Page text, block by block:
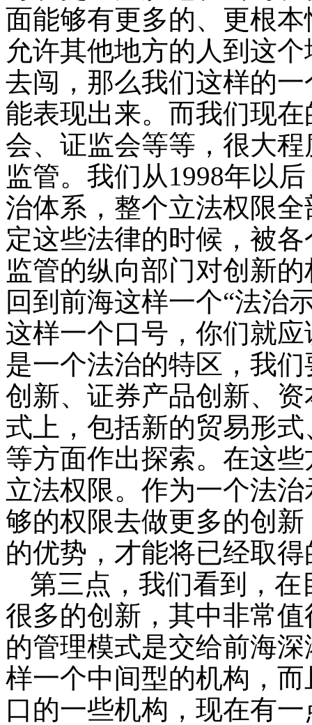
面能够有更多的、更根
允许其他地方的人到这
去闯，那么我们这样的
能表现出来。而我们现
会、证监会等等，很大
监管。我们从1998年以
治体系，整个立法权限
定这些法律的时候，被
监管的纵向部门对创新
回到前海这样一个“法治
这样一个口号，你们就
是一个法治的特区，我
创新、证券产品创新、
式上，包括新的贸易形
等方面作出探索。在这
立法权限。作为一个法
够的权限去做更多的创
的优势，才能将已经取
第三点，我们看到，
很多的创新，其中非常
的管理模式是交给前海
样一个中间型的机构，
口的一些机构，现在有